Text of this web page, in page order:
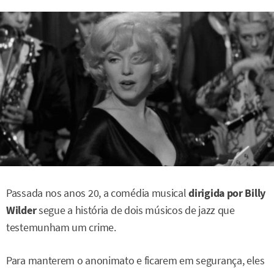
Passada nos anos 20, a comédia musicaldirigida por Billy
Wildersegue a história de dois músicos de jazz que
testemunham um crime.
Para manterem o anonimato e ficarem em segurança, eles